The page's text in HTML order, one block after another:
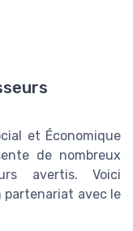
et Économique
de nombreux
avertis. Voici
partenariat avec le